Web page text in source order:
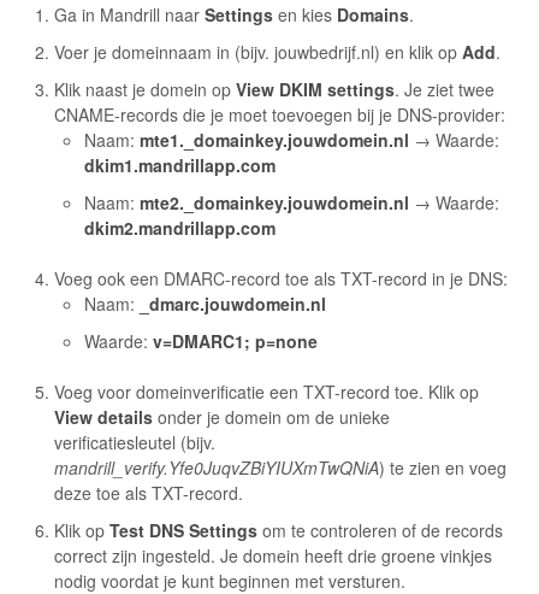
Ga in Mandrill naar Settings en kies Domains.
Voer je domeinnaam in (bijv. jouwbedrijf.nl) en klik op Add.
Klik naast je domein op View DKIM settings. Je ziet twee
CNAME-records die je moet toevoegen bij je DNS-provider:
Naam: mte1._domainkey.jouwdomein.nl → Waarde:
dkim1.mandrillapp.com
Naam: mte2._domainkey.jouwdomein.nl → Waarde:
dkim2.mandrillapp.com
Voeg ook een DMARC-record toe als TXT-record in je DNS:
Naam:
_dmarc.jouwdomein.nl
Waarde: v=DMARC1; p=none
Voeg voor domeinverificatie een TXT-record toe. Klik op
View details onder je domein om de unieke
verificatiesleutel (bijv.
mandrill_verify.Yfe0JuqvZBiYIUXmTwQNiA) te zien en voeg
deze toe als TXT-record.
Klik op Test DNS Settings om te controleren of de records
correct zijn ingesteld. Je domein heeft drie groene vinkjes
nodig voordat je kunt beginnen met versturen.